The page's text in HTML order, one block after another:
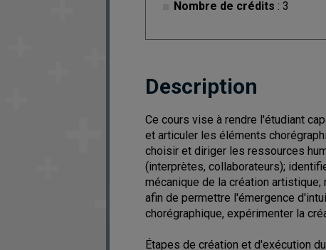
Nombre de crédits : 3
Description
Ce cours vise à rendre l'étudiant
et articuler les éléments
choisir et diriger les ressources
(interprètes, collaborateurs);
mécanique de la création
afin de permettre l'émergence
chorégraphique, expérimenter la
Étapes de création et d'exécution